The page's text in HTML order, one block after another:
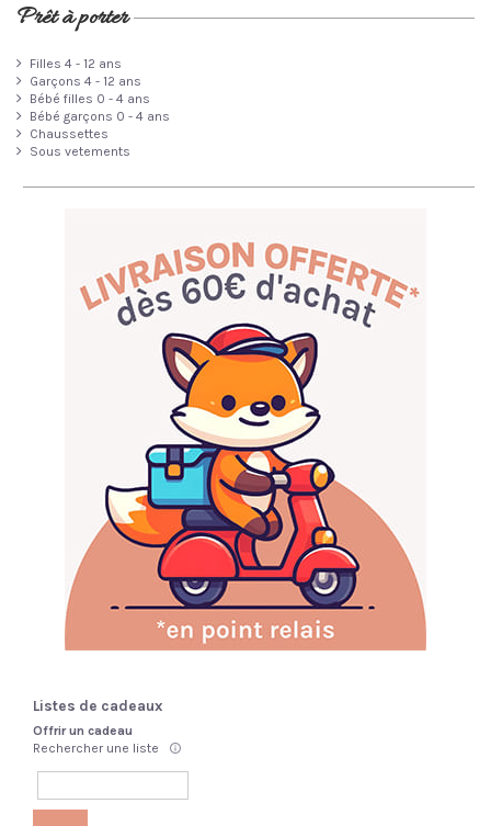
Prêt à porter
Filles 4 - 12 ans
Garçons 4 - 12 ans
Bébé filles 0 - 4 ans
Bébé garçons 0 - 4 ans
Chaussettes
Sous vetements
Listes de cadeaux
Offrir un cadeau
Rechercher une liste